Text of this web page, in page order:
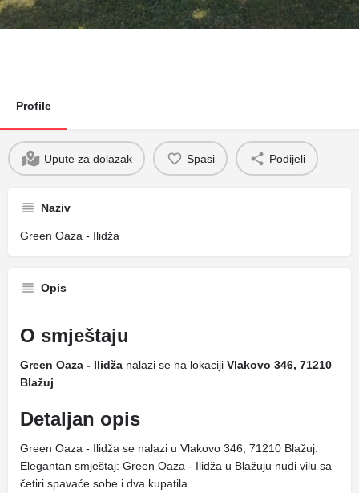
Profile
Upute za dolazak Spasi Podijeli
Naziv
Green Oaza - Ilidža
Opis
O smještaju
Green Oaza - Ilidža nalazi se na lokaciji Vlakovo 346, 71210
Blažuj
Detaljan opis
Green Oaza - Ilidža se nalazi u Vlakovo 346, 71210 Blažuj.
Elegantan smještaj: Green Oaza - Ilidža u Blažuju nudi vilu sa
četiri spavaće sobe i dva kupatila.